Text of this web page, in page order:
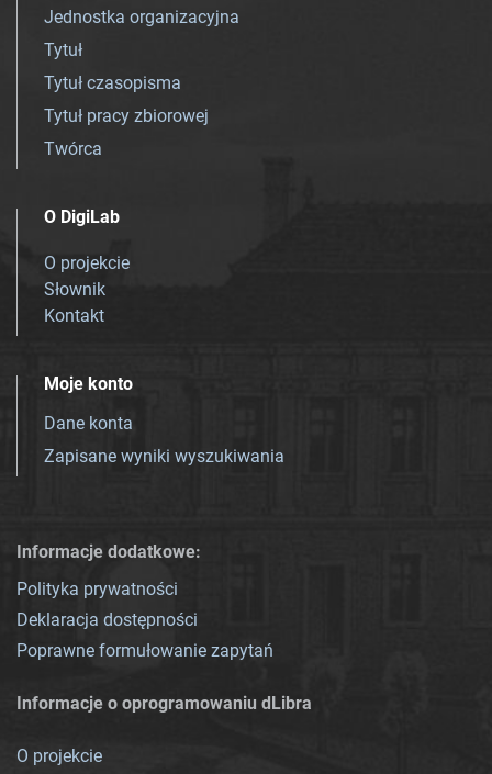
Jednostka organizacyjna
Tytuł
Tytuł czasopisma
Tytuł pracy zbiorowej
Twórca
O DigiLab
O projekcie
Słownik
Kontakt
Moje konto
Dane konta
Zapisane wyniki wyszukiwania
Informacje dodatkowe:
Polityka prywatności
Deklaracja dostępności
Poprawne formułowanie zapytań
Informacje o oprogramowaniu dLibra
O projekcie